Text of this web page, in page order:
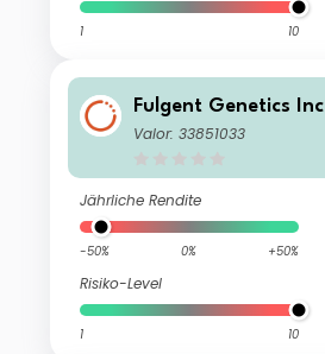
1 10
Fulgent Genetics Inc
Valor: 33851033
Jährliche Rendite
-50% 0% +50%
Risiko-Level
1 10